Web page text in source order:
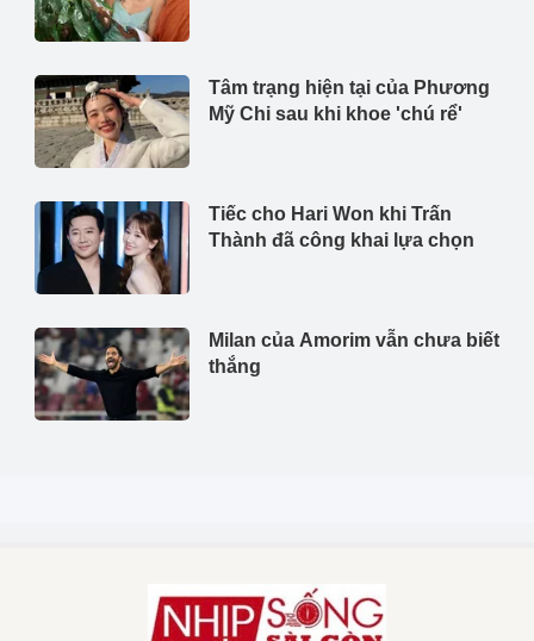
Tâm trạng hiện tại của Phương
Mỹ Chi sau khi khoe 'chú rể'
Tiếc cho Hari Won khi Trấn
Thành đã công khai lựa chọn
Milan của Amorim vẫn chưa biết
thắng